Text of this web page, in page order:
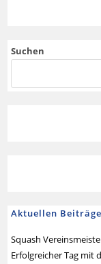
Suchen
Aktuellen Beiträge
Squash
Erfolgreicher Tag mit